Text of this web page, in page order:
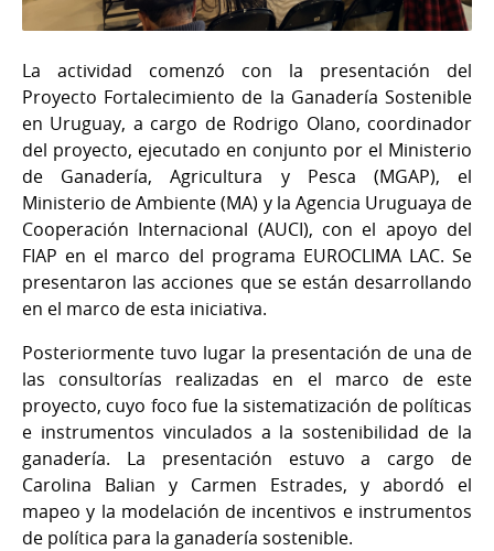
La actividad comenzó con la presentación del
Proyecto Fortalecimiento de la Ganadería Sostenible
en Uruguay, a cargo de Rodrigo Olano, coordinador
del proyecto, ejecutado en conjunto por el Ministerio
de Ganadería, Agricultura y Pesca (MGAP), el
Ministerio de Ambiente (MA) y la Agencia Uruguaya de
Cooperación Internacional (AUCI), con el apoyo del
FIAP en el marco del programa EUROCLIMA LAC. Se
presentaron las acciones que se están desarrollando
en el marco de esta iniciativa.
Posteriormente tuvo lugar la presentación de una de
las consultorías realizadas en el marco de este
proyecto, cuyo foco fue la sistematización de políticas
e instrumentos vinculados a la sostenibilidad de la
ganadería. La presentación estuvo a cargo de
Carolina Balian y Carmen Estrades, y abordó el
mapeo y la modelación de incentivos e instrumentos
de política para la ganadería sostenible.